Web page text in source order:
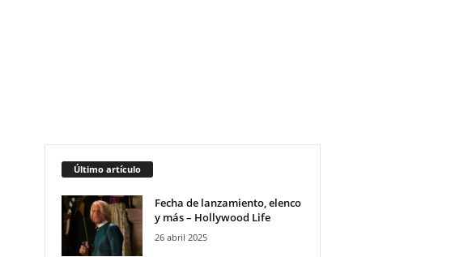
Último artículo
Fecha de lanzamiento, elenco
y más – Hollywood Life
26 abril 2025